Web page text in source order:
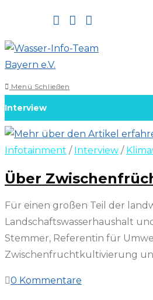
springen
Menü Schließen
Interview
Infotainment / Interview /
Über
Für einen großen Teil der
Landschaftswasserhaushalt
Stemmer, Referentin für
Zwischenfruchtkultivierung
0 Kommentare